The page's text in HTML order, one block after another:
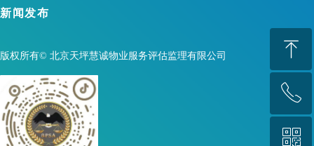
新闻发布
版权所有© 北京天坪慧诚物业服务评估监理有限公司 ꁸ
回到顶部
ꂅ
88888888
ꀥ